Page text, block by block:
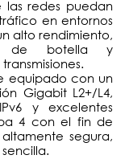
las redes puedan
en entornos
alto rendimiento,
de botella y
equipado con un
Gigabit L2+/L4,
y excelentes
4 con el fin de
segura,